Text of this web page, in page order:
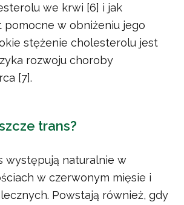
we krwi [6] i jak
pomocne w obniżeniu jego
stężenie cholesterolu jest
rozwoju choroby
[7].
trans?
występują naturalnie w
w czerwonym mięsie i
Powstają również, gdy